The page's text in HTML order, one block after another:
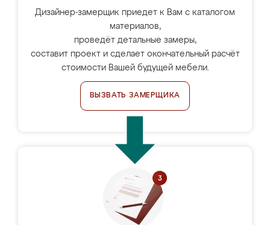
Дизайнер-замерщик приедет к Вам с каталогом
материалов,
проведёт детальные замеры,
составит проект и сделает окончательный расчёт
стоимости Вашей будущей мебели.
ВЫЗВАТЬ ЗАМЕРЩИКА